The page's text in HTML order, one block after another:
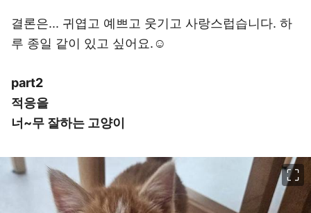
결론은... 귀엽고 예쁘고 웃기고 사랑스럽습니다. 하
루 종일 같이 있고 싶어요.☺️
part2
적응을
너~무 잘하는 고양이